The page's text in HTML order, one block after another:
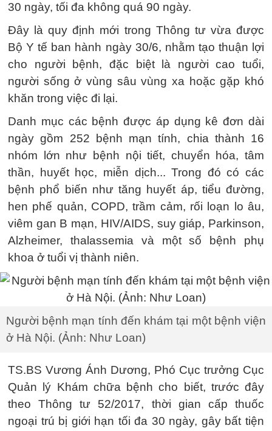
30 ngày, tối đa không quá 90 ngày.
Đây là quy định mới trong Thông tư vừa được
Bộ Y tế ban hành ngày 30/6, nhằm tạo thuận lợi
cho người bệnh, đặc biệt là người cao tuổi,
người sống ở vùng sâu vùng xa hoặc gặp khó
khăn trong việc đi lại.
Danh mục các bệnh được áp dụng kê đơn dài
ngày gồm 252 bệnh mạn tính, chia thành 16
nhóm lớn như bệnh nội tiết, chuyển hóa, tâm
thần, huyết học, miễn dịch... Trong đó có các
bệnh phổ biến như tăng huyết áp, tiểu đường,
hen phế quản, COPD, trầm cảm, rối loạn lo âu,
viêm gan B mạn, HIV/AIDS, suy giáp, Parkinson,
Alzheimer, thalassemia và một số bệnh phụ
khoa ở tuổi vị thành niên.
Người bệnh mạn tính đến khám tại một bệnh viện
ở Hà Nội. (Ảnh: Như Loan)
TS.BS Vương Ánh Dương, Phó Cục trưởng Cục
Quản lý Khám chữa bệnh cho biết, trước đây
theo Thông tư 52/2017, thời gian cấp thuốc
ngoại trú bị giới hạn tối đa 30 ngày, gây bất tiện